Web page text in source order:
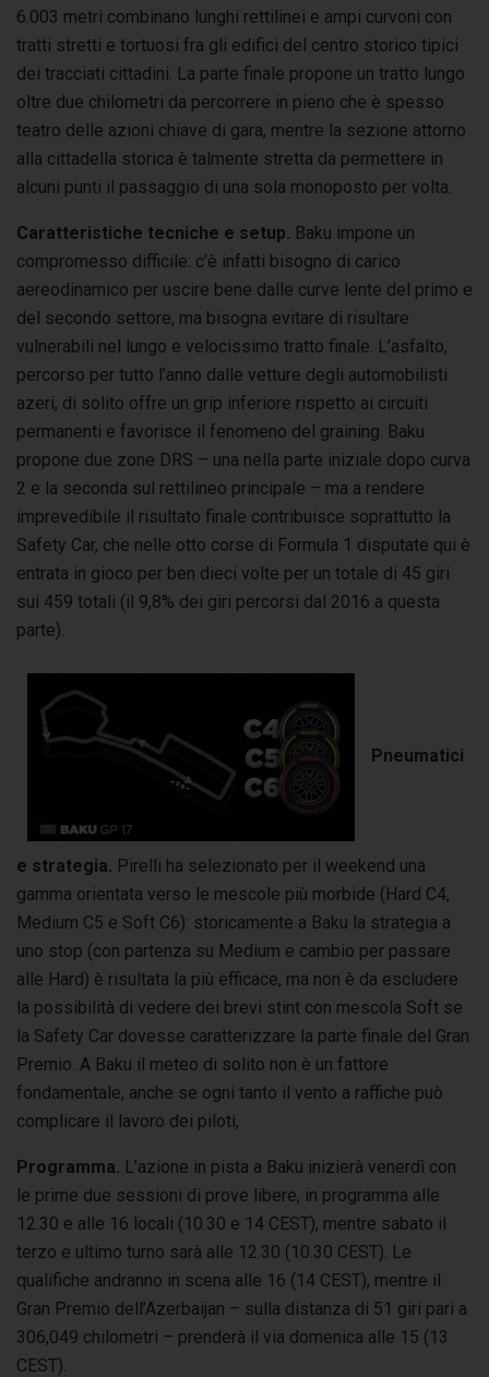
6.003 metri combinano lunghi rettilinei e ampi curvoni con
tratti stretti e tortuosi fra gli edifici del centro storico tipici
dei tracciati cittadini. La parte finale propone un tratto lungo
oltre due chilometri da percorrere in pieno che è spesso
teatro delle azioni chiave di gara, mentre la sezione attorno
alla cittadella storica è talmente stretta da permettere in
alcuni punti il passaggio di una sola monoposto per volta.
Caratteristiche tecniche e setup. Baku impone un
compromesso difficile: c’è infatti bisogno di carico
aereodinamico per uscire bene dalle curve lente del primo e
del secondo settore, ma bisogna evitare di risultare
vulnerabili nel lungo e velocissimo tratto finale. L’asfalto,
percorso per tutto l’anno dalle vetture degli automobilisti
azeri, di solito offre un grip inferiore rispetto ai circuiti
permanenti e favorisce il fenomeno del graining. Baku
propone due zone DRS – una nella parte iniziale dopo curva
2 e la seconda sul rettilineo principale – ma a rendere
imprevedibile il risultato finale contribuisce soprattutto la
Safety Car, che nelle otto corse di Formula 1 disputate qui è
entrata in gioco per ben dieci volte per un totale di 45 giri
sui 459 totali (il 9,8% dei giri percorsi dal 2016 a questa
parte).
Pneumatici
e strategia. Pirelli ha selezionato per il weekend una
gamma orientata verso le mescole più morbide (Hard C4,
Medium C5 e Soft C6): storicamente a Baku la strategia a
uno stop (con partenza su Medium e cambio per passare
alle Hard) è risultata la più efficace, ma non è da escludere
la possibilità di vedere dei brevi stint con mescola Soft se
la Safety Car dovesse caratterizzare la parte finale del Gran
Premio. A Baku il meteo di solito non è un fattore
fondamentale, anche se ogni tanto il vento a raffiche può
complicare il lavoro dei piloti,
Programma. L’azione in pista a Baku inizierà venerdì con
le prime due sessioni di prove libere, in programma alle
12.30 e alle 16 locali (10.30 e 14 CEST), mentre sabato il
terzo e ultimo turno sarà alle 12.30 (10.30 CEST). Le
qualifiche andranno in scena alle 16 (14 CEST), mentre il
Gran Premio dell’Azerbaijan – sulla distanza di 51 giri pari a
306,049 chilometri – prenderà il via domenica alle 15 (13
CEST).